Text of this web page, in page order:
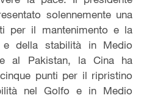
solennemente una
per il mantenimento e la
e della stabilità in Medio
al Pakistan, la Cina ha
punti per il ripristino
nel Golfo e in Medio